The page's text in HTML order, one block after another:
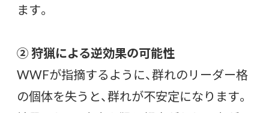
ます。
② 狩猟による逆効果の可能性
WWFが指摘するように、群れのリーダー格
の個体を失うと、群れが不安定になります。